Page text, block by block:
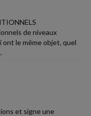
de niveaux
le même objet, quel
et signe une